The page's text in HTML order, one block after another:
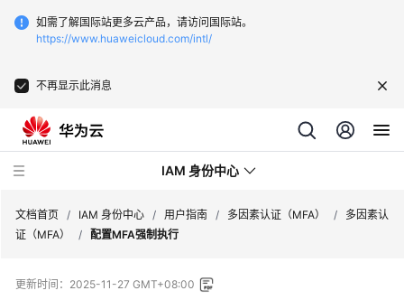
如需了解国际站更多云产品，请访问国际站。
https://www.huaweicloud.com/intl/
不再显示此消息
IAM 身份中心
新
文档首页 / IAM 身份中心 / 用户指南 / 多因素认证（MFA） /
多因素认
证（MFA）
/ 配置MFA强制执行
更新时间： 2025-11-27 GMT+08:00